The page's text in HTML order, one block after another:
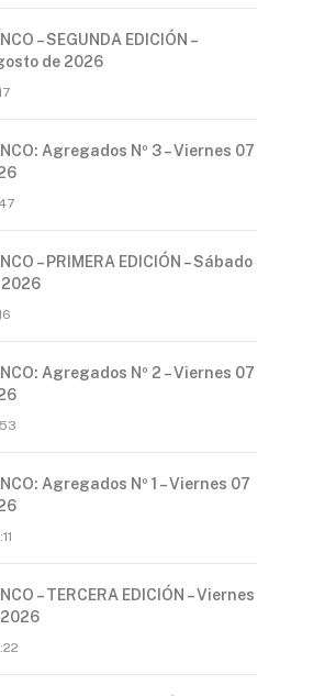
– SEGUNDA EDICIÓN –
de 2026
Agregados Nº 3 – Viernes 07
– PRIMERA EDICIÓN – Sábado
Agregados Nº 2 – Viernes 07
Agregados Nº 1 – Viernes 07
– TERCERA EDICIÓN – Viernes